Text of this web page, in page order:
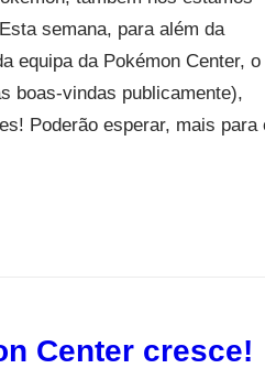
semana, para além da
equipa da Pokémon Center, o
boas-vindas publicamente),
Poderão esperar, mais para
Center cresce!